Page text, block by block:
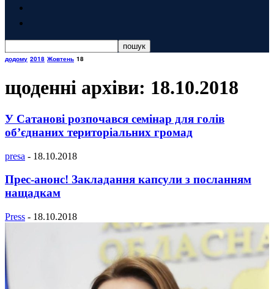
додому 2018 Жовтень 18
щоденні архіви: 18.10.2018
У Сатанові розпочався семінар для голів
об’єднаних територіальних громад
presa - 18.10.2018
Прес-анонс! Закладання капсули з посланням
нащадкам
Press - 18.10.2018